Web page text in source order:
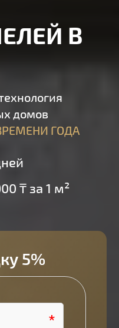
В
домов
ГОДА
₸ за 1 м²
5%